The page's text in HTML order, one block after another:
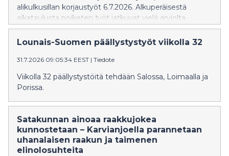
alikulkusillan korjaustyöt 6.7.2026. Alkuperäisestä
aikataulusta poiketen työt jatkuvat vielä arviolta
elokuun loppuun saakka. Korjaustöiden aikana toinen
ajokaista on poissa käytöstä ja liikenne on ohjattu
aiheutuu haittaa liikenteelle.
Lounais-Suomen päällystystyöt viikolla 32
31.7.2026 09:05:34 EEST | Tiedote
Viikolla 32 päällystystöitä tehdään Salossa, Loimaalla ja
Porissa.
Satakunnan ainoaa raakkujokea
kunnostetaan – Karvianjoella parannetaan
uhanalaisen raakun ja taimenen
elinolosuhteita